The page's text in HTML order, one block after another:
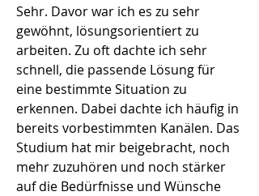
Sehr. Davor war ich es zu sehr
gewöhnt, lösungsorientiert zu
arbeiten. Zu oft dachte ich sehr
schnell, die passende Lösung für
eine bestimmte Situation zu
erkennen. Dabei dachte ich häufig in
bereits vorbestimmten Kanälen. Das
Studium hat mir beigebracht, noch
mehr zuzuhören und noch stärker
auf die Bedürfnisse und Wünsche